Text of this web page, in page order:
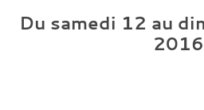
Du samedi 12 au
2016